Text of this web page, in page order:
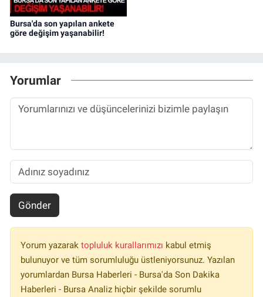
Bursa'da son yapılan ankete
göre değişim yaşanabilir!
Yorumlar
Gönder
Yorum yazarak topluluk kurallarımızı kabul etmiş
bulunuyor ve tüm sorumluluğu üstleniyorsunuz. Yazılan
yorumlardan Bursa Haberleri - Bursa'da Son Dakika
Haberleri - Bursa Analiz hiçbir şekilde sorumlu